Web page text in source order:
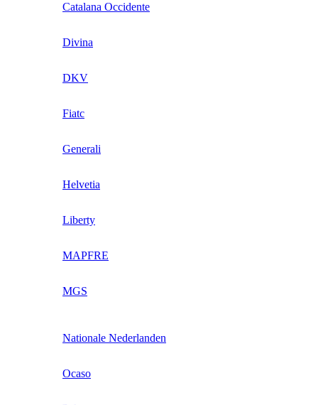
Catalana Occidente
Divina
DKV
Fiatc
Generali
Helvetia
Liberty
MAPFRE
MGS
Nationale Nederlanden
Ocaso